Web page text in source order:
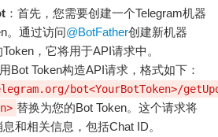
：首先，您需要创建一个Telegram机器
。通过访问@BotFather创建新机器
，它将用于API请求中。
用Bot Token构造API请求，格式如下：
bot<YourBotToken>/
替换为您的Bot Token。这个请求将
和相关信息，包括Chat ID。